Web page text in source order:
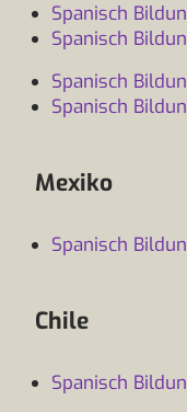
Spanisch
Spanisch
Spanisch
Spanisch
Mexiko
Spanisch
Chile
Spanisch